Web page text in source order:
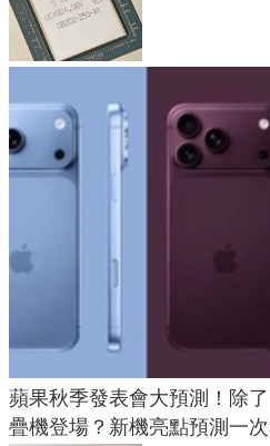
蘋果秋季發表會大預測！除
疊機登場？新機亮點預測一